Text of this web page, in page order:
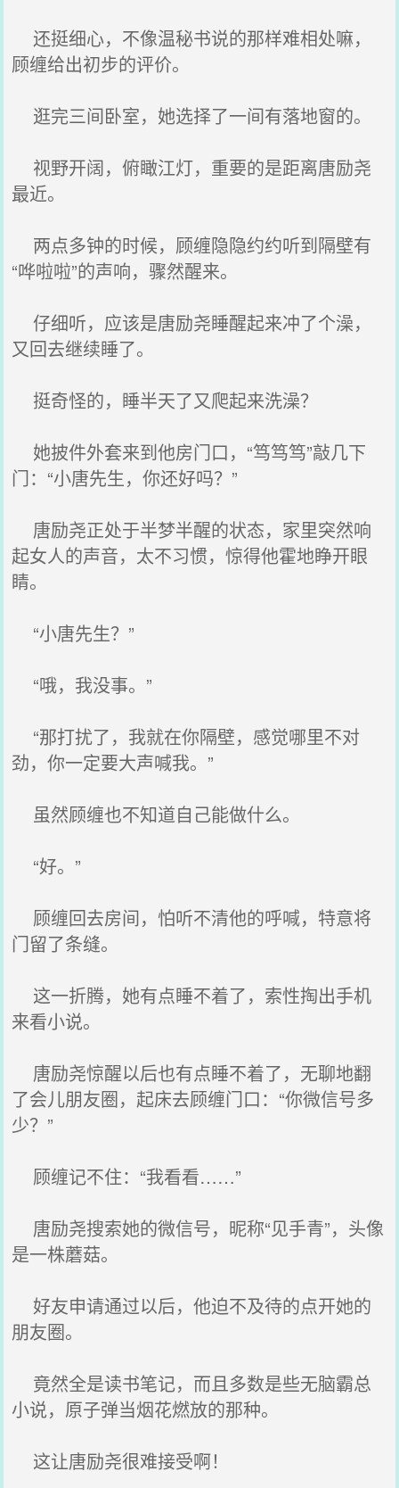
还挺细心，不像温秘书说的那样难相处嘛，
顾缠给出初步的评价。
逛完三间卧室，她选择了一间有落地窗的。
视野开阔，俯瞰江灯，重要的是距离唐励尧
最近。
两点多钟的时候，顾缠隐隐约约听到隔壁有
“哗啦啦”的声响，骤然醒来。
仔细听，应该是唐励尧睡醒起来冲了个澡，
又回去继续睡了。
挺奇怪的，睡半天了又爬起来洗澡？
她披件外套来到他房门口，“笃笃笃”敲几下
门：“小唐先生，你还好吗？”
唐励尧正处于半梦半醒的状态，家里突然响
起女人的声音，太不习惯，惊得他霍地睁开眼
睛。
“小唐先生？”
“哦，我没事。”
“那打扰了，我就在你隔壁，感觉哪里不对
劲，你一定要大声喊我。”
虽然顾缠也不知道自己能做什么。
“好。”
顾缠回去房间，怕听不清他的呼喊，特意将
门留了条缝。
这一折腾，她有点睡不着了，索性掏出手机
来看小说。
唐励尧惊醒以后也有点睡不着了，无聊地翻
了会儿朋友圈，起床去顾缠门口：“你微信号多
少？”
顾缠记不住：“我看看……”
唐励尧搜索她的微信号，昵称“见手青”，头像
是一株蘑菇。
好友申请通过以后，他迫不及待的点开她的
朋友圈。
竟然全是读书笔记，而且多数是些无脑霸总
小说，原子弹当烟花燃放的那种。
这让唐励尧很难接受啊！